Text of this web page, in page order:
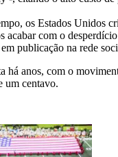
os Estados Unidos
acabar com o
publicação na rede
há anos, com o
um centavo.